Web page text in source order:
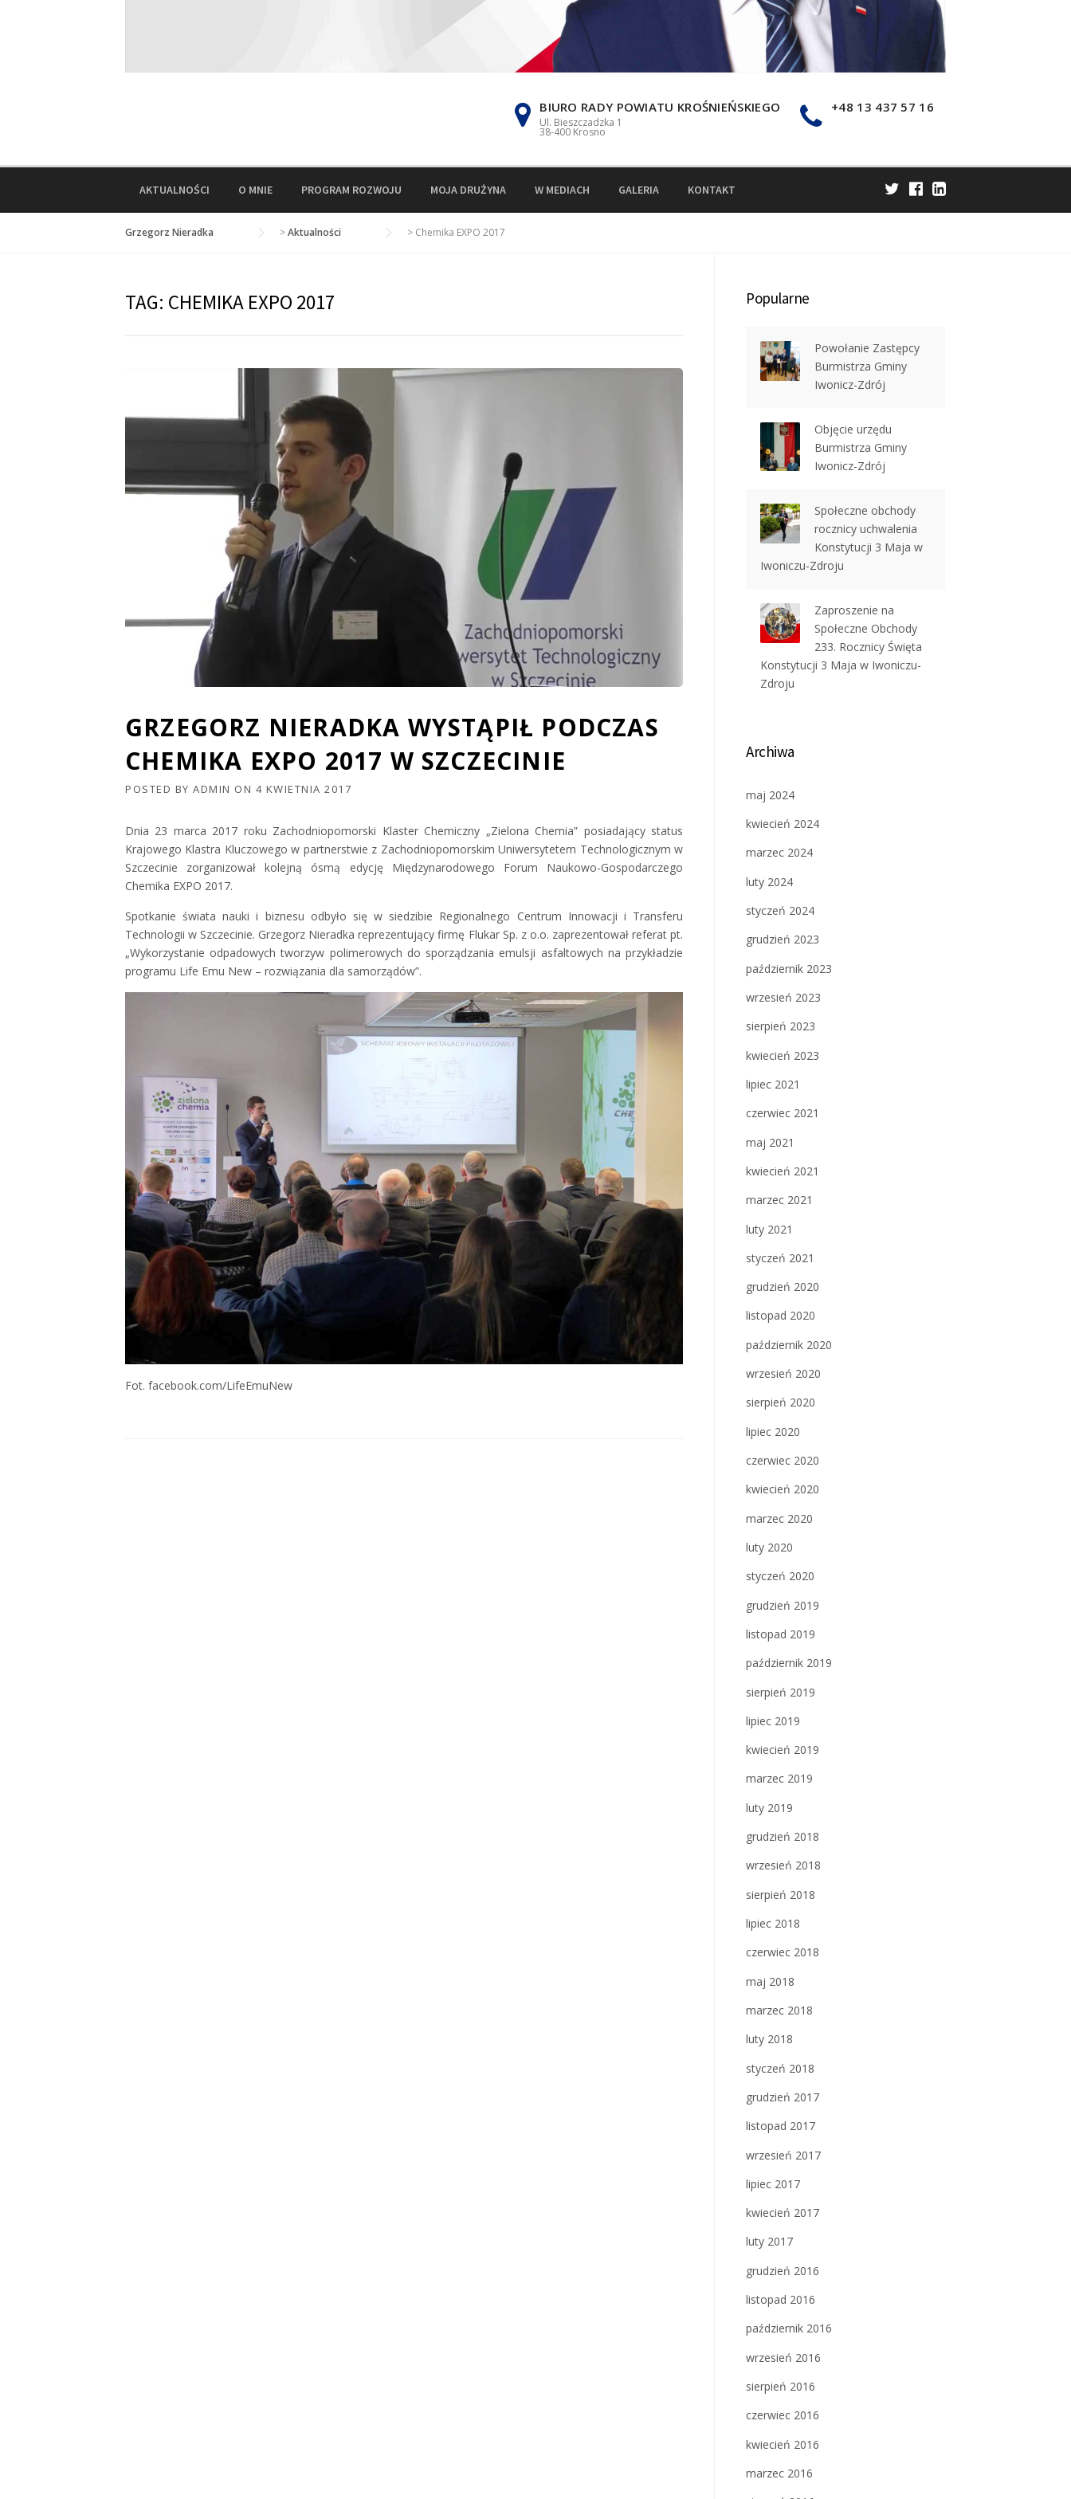
BIURO RADY POWIATU KROŚNIEŃSKIEGO
Ul. Bieszczadzka 1
38-400 Krosno
+48 13 437 57 16
AKTUALNOŚCI O MNIE PROGRAM ROZWOJU MOJA DRUŻYNA W MEDIACH GALERIA KONTAKT
Grzegorz Nieradka >Aktualności > Chemika EXPO 2017
TAG: CHEMIKA EXPO 2017
GRZEGORZ NIERADKA WYSTĄPIŁ PODCZAS
CHEMIKA EXPO 2017 W SZCZECINIE
POSTED BY ADMIN ON 4 KWIETNIA 2017
Dnia 23 marca 2017 roku Zachodniopomorski Klaster Chemiczny „Zielona Chemia” posiadający status
Krajowego Klastra Kluczowego w partnerstwie z Zachodniopomorskim Uniwersytetem Technologicznym w
Szczecinie zorganizował kolejną ósmą edycję Międzynarodowego Forum Naukowo-Gospodarczego
Chemika EXPO 2017.
Spotkanie świata nauki i biznesu odbyło się w siedzibie Regionalnego Centrum Innowacji i Transferu
Technologii w Szczecinie. Grzegorz Nieradka reprezentujący firmę Flukar Sp. z o.o. zaprezentował referat pt.
„Wykorzystanie odpadowych tworzyw polimerowych do sporządzania emulsji asfaltowych na przykładzie
programu Life Emu New – rozwiązania dla samorządów”.
Fot. facebook.com/LifeEmuNew
Popularne
Powołanie Zastępcy
Burmistrza Gminy
Iwonicz-Zdrój
Objęcie urzędu
Burmistrza Gminy
Iwonicz-Zdrój
Społeczne obchody
rocznicy uchwalenia
Konstytucji 3 Maja w
Iwoniczu-Zdroju
Zaproszenie na
Społeczne Obchody
233. Rocznicy Święta
Konstytucji 3 Maja w Iwoniczu-
Zdroju
Archiwa
maj 2024
kwiecień 2024
marzec 2024
luty 2024
styczeń 2024
grudzień 2023
październik 2023
wrzesień 2023
sierpień 2023
kwiecień 2023
lipiec 2021
czerwiec 2021
maj 2021
kwiecień 2021
marzec 2021
luty 2021
styczeń 2021
grudzień 2020
listopad 2020
październik 2020
wrzesień 2020
sierpień 2020
lipiec 2020
czerwiec 2020
kwiecień 2020
marzec 2020
luty 2020
styczeń 2020
grudzień 2019
listopad 2019
październik 2019
sierpień 2019
lipiec 2019
kwiecień 2019
marzec 2019
luty 2019
grudzień 2018
wrzesień 2018
sierpień 2018
lipiec 2018
czerwiec 2018
maj 2018
marzec 2018
luty 2018
styczeń 2018
grudzień 2017
listopad 2017
wrzesień 2017
lipiec 2017
kwiecień 2017
luty 2017
grudzień 2016
listopad 2016
październik 2016
wrzesień 2016
sierpień 2016
czerwiec 2016
kwiecień 2016
marzec 2016